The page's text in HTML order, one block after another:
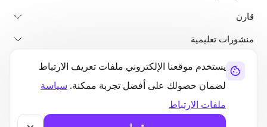
يستخدم موقعنا الإلكتروني ملفات تعريف الارتباط
لضمان حصولك على أفضل تجربة ممكنة. سياسة
ملفات الارتباط
قارن
منشورات تعليمية
من نحن
خريطة الموقع